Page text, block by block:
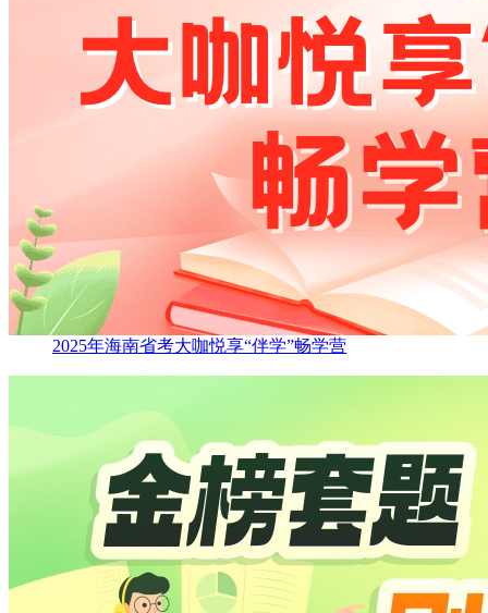
2025年海南省考大咖悦享“伴学”畅学营